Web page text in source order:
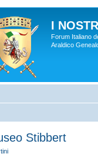
I
Forum Italiano
Araldico
Stibbert